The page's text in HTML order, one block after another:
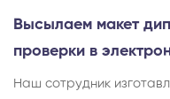
Высылаем макет
проверки в
Наш сотрудник